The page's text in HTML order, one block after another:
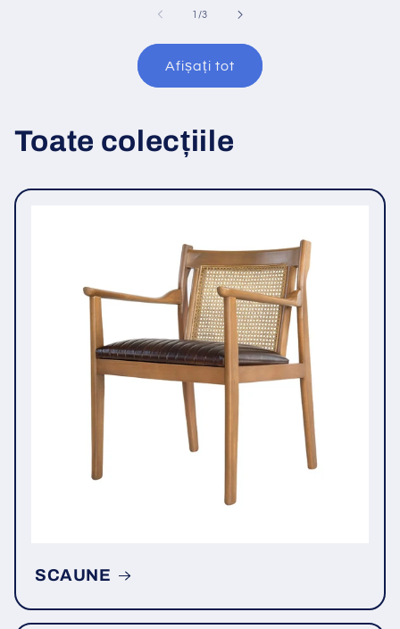
1 /din
3
Afișați tot
Toate colecțiile
SCAUNE